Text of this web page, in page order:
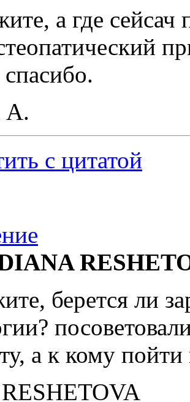
а где
А.
с цитатой
берется ли
а к кому